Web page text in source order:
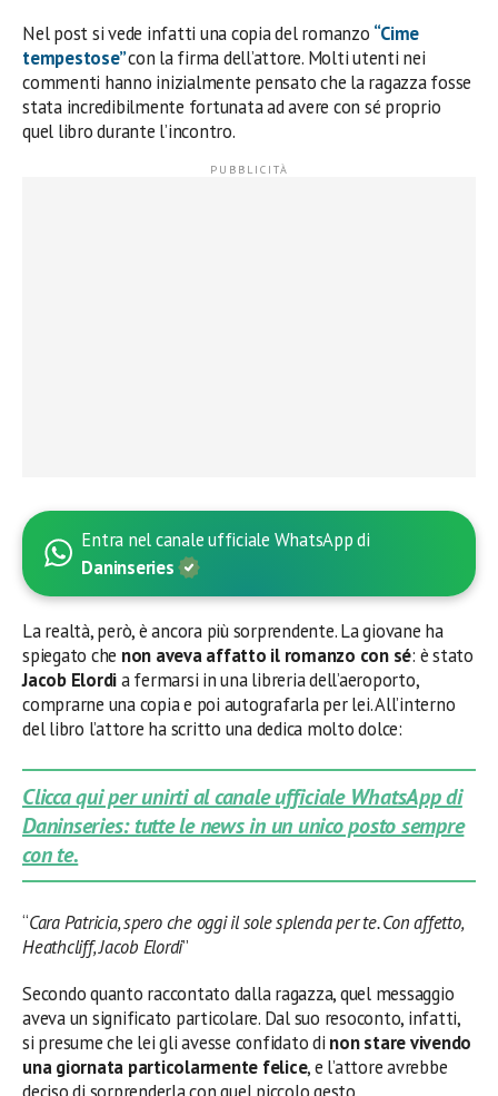
Nel post si vede infatti una copia del romanzo “Cime
tempestose”con la firma dell’attore. Molti utenti nei
commenti hanno inizialmente pensato che la ragazza fosse
stata incredibilmente fortunata ad avere con sé proprio
quel libro durante l’incontro.
Entra nel canale ufficiale WhatsApp di
Daninseries
La realtà, però, è ancora più sorprendente. La giovane ha
spiegato che non aveva affatto il romanzo con sé: è stato
Jacob Elordia fermarsi in una libreria dell’aeroporto,
comprarne una copia e poi autografarla per lei. All’interno
del libro l’attore ha scritto una dedica molto dolce:
Clicca qui per unirti al canale ufficiale WhatsApp di
Daninseries: tutte le news in un unico posto sempre
con te.
“Cara Patricia, spero che oggi il sole splenda per te. Con affetto,
Heathcliff, Jacob Elordi”
Secondo quanto raccontato dalla ragazza, quel messaggio
aveva un significato particolare. Dal suo resoconto, infatti,
si presume che lei gli avesse confidato di non stare vivendo
una giornata particolarmente felice, e l’attore avrebbe
deciso di sorprenderla con quel piccolo gesto.